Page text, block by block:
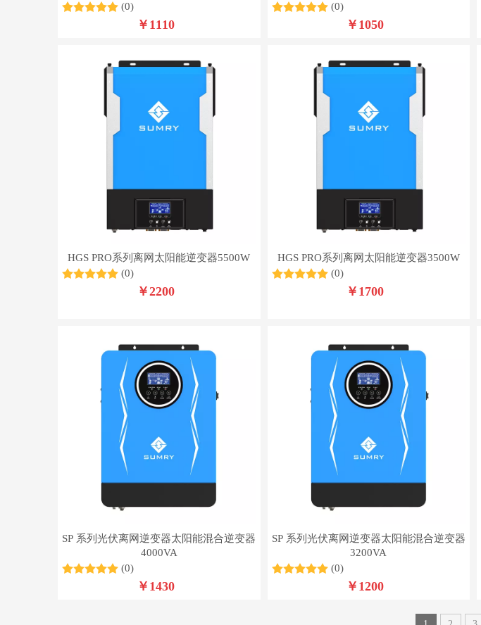
(0)
￥ 1110
(0)
￥ 1050
HGS PRO系列离网太阳能逆变器5500W
(0)
￥2200
HGS PRO系列离网太阳能逆变器3500W
(0)
￥ 1700
SP 系列光伏离网逆变器太阳能混合逆变器
4000VA
(0)
￥ 1430
SP 系列光伏离网逆变器太阳能混合逆变器
3200VA
(0)
￥ 1200